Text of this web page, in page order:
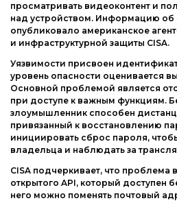
просматривать видеоконтент и
над устройством. Информацию об
опубликовало американское
и инфраструктурной защиты CISA.
Уязвимости присвоен
уровень опасности оценивается
Основной проблемой является
при доступе к важным функциям.
злоумышленник способен
привязанный к восстановлению
инициировать сброс пароля,
владельца и наблюдать за
CISA подчеркивает, что проблема
открытого API, который доступен
него можно поменять почтовый